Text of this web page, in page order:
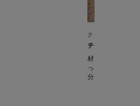
クックフォーミー
チーズケーキ
材料を順に混ぜ
ったりのデザートです。
分】